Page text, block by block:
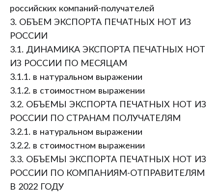
российских компаний-получателей
3. ОБЪЕМ ЭКСПОРТА ПЕЧАТНЫХ НОТ ИЗ
РОССИИ
3.1. ДИНАМИКА ЭКСПОРТА ПЕЧАТНЫХ НОТ
ИЗ РОССИИ ПО МЕСЯЦАМ
3.1.1. в натуральном выражении
3.1.2. в стоимостном выражении
3.2. ОБЪЕМЫ ЭКСПОРТА ПЕЧАТНЫХ НОТ ИЗ
РОССИИ ПО СТРАНАМ ПОЛУЧАТЕЛЯМ
3.2.1. в натуральном выражении
3.2.2. в стоимостном выражении
3.3. ОБЪЕМЫ ЭКСПОРТА ПЕЧАТНЫХ НОТ ИЗ
РОССИИ ПО КОМПАНИЯМ-ОТПРАВИТЕЛЯМ
В 2022 ГОДУ